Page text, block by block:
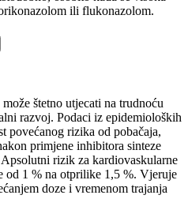
ili flukonazolom.
štetno utjecati na trudnoću
razvoj. Podaci iz epidemioloških
povećanog rizika od pobačaja,
primjene inhibitora sinteze
rizik za kardiovaskularne
od 1 % na otprilike 1,5 %. Vjeruje
doze i vremenom trajanja